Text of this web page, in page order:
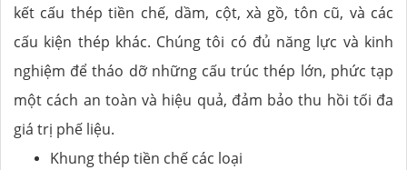
kết cấu thép tiền chế, dầm, cột, xà gồ, tôn cũ, và các
cấu kiện thép khác. Chúng tôi có đủ năng lực và kinh
nghiệm để tháo dỡ những cấu trúc thép lớn, phức tạp
một cách an toàn và hiệu quả, đảm bảo thu hồi tối đa
giá trị phế liệu.
Khung thép tiền chế các loại